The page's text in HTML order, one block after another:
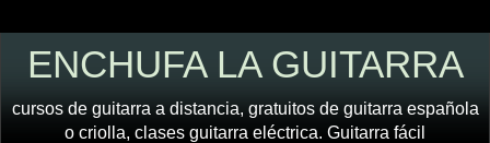
ENCHUFA LA GUITARRA
cursos de guitarra a distancia, gratuitos de guitarra española
o criolla, clases guitarra eléctrica. Guitarra fácil